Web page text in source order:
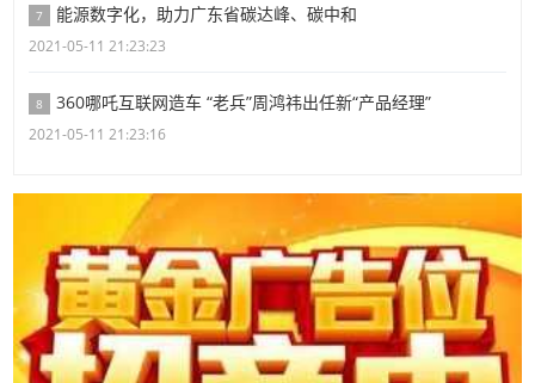
7 能源数字化，助力广东省碳达峰、碳中和
2021-05-11 21:23:23
8 360哪吒互联网造车 “老兵”周鸿祎出任新“产品经理”
2021-05-11 21:23:16